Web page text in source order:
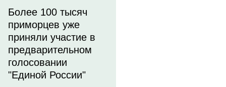
Более 100 тысяч
приморцев уже
приняли участие в
предварительном
голосовании
"Единой России"